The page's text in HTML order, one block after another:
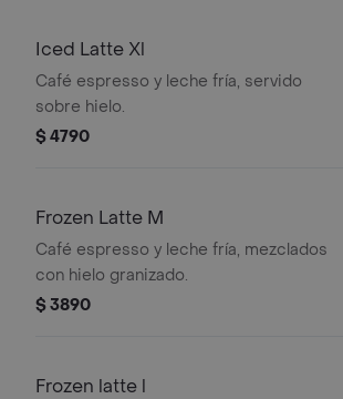
Iced Latte Xl
Café espresso y leche fría, servido
sobre hielo.
$ 4790
Frozen Latte M
Café espresso y leche fría, mezclados
con hielo granizado.
$ 3890
Frozen latte l